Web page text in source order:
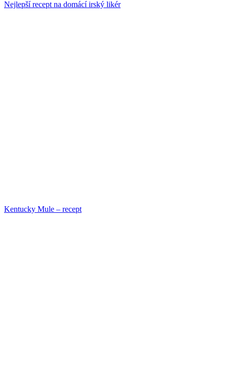
Nejlepší recept na domácí irský likér
Kentucky Mule – recept